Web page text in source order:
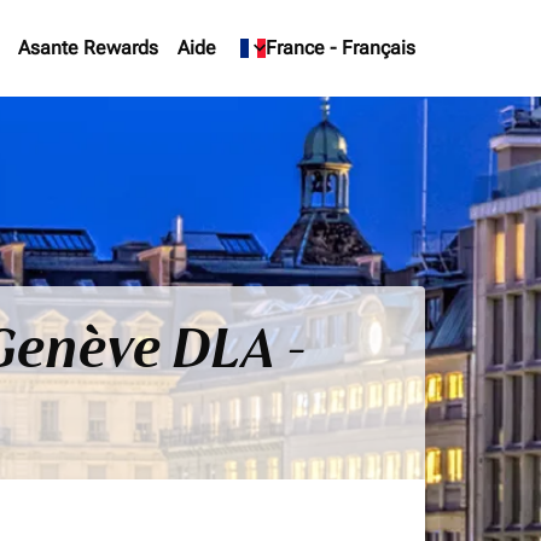
Asante Rewards Aide France - Français
keyboard_arrow_down
DLA -